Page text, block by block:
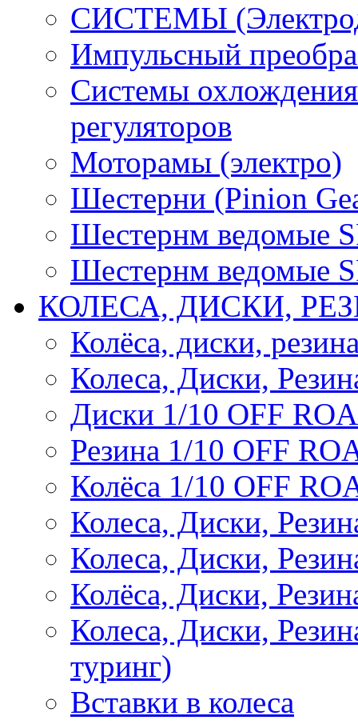
СИСТЕМЫ
Импульсный
Системы охлождения
регуляторов
Моторамы (электро)
Шестерни (Pinion
Шестернм ведомые
Шестернм ведомые
КОЛЕСА, ДИСКИ,
Колёса, диски,
Колеса, Диски,
Диски 1/10 OFF
Резина 1/10 OFF
Колёса 1/10 OFF
Колеса, Диски,
Колеса, Диски,
Колёса, Диски,
Колеса, Диски,
туринг)
Вставки в колеса